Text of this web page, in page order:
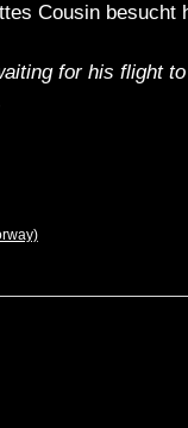
Cousin besucht
for his flight